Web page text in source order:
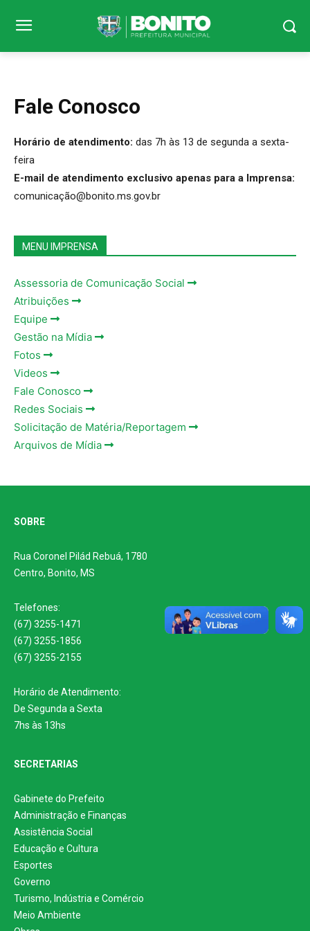
Fale Conosco
Horário de atendimento: das 7h às 13 de segunda a sexta-
feira
E-mail de atendimento exclusivo apenas para a Imprensa:
comunicação@bonito.ms.gov.br
MENU IMPRENSA
Assessoria de Comunicação Social
Atribuições
Equipe
Gestão na Mídia
Fotos
Videos
Fale Conosco
Redes Sociais
Solicitação de Matéria/Reportagem
Arquivos de Mídia
SOBRE
Rua Coronel Pilád Rebuá, 1780
Centro, Bonito, MS
Telefones:
(67) 3255-1471
(67) 3255-1856
(67) 3255-2155
Horário de Atendimento:
De Segunda a Sexta
7hs às 13hs
SECRETARIAS
Gabinete do Prefeito
Administração e Finanças
Assistência Social
Educação e Cultura
Esportes
Governo
Turismo, Indústria e Comércio
Meio Ambiente